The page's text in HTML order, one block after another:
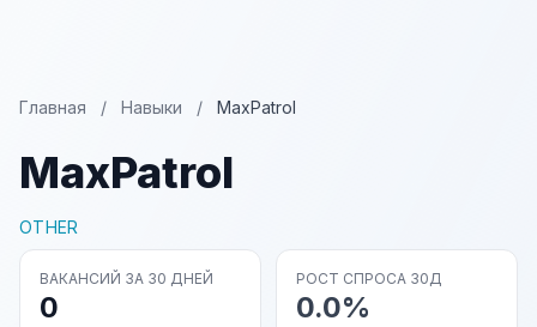
Главная / Навыки / MaxPatrol
MaxPatrol
OTHER
ВАКАНСИЙ ЗА 30 ДНЕЙ
0
РОСТ СПРОСА 30Д
0.0%